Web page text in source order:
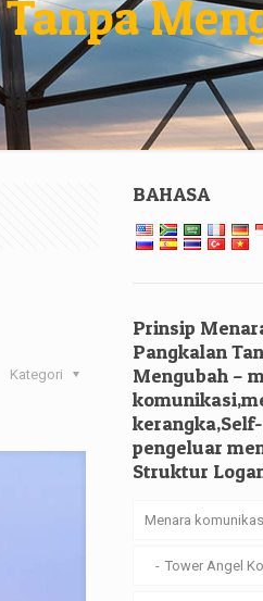
Kategori
BAHASA
Prinsip
Pangkalan
Mengubah –
pengeluar
Struktur
Menara
Tower Angel